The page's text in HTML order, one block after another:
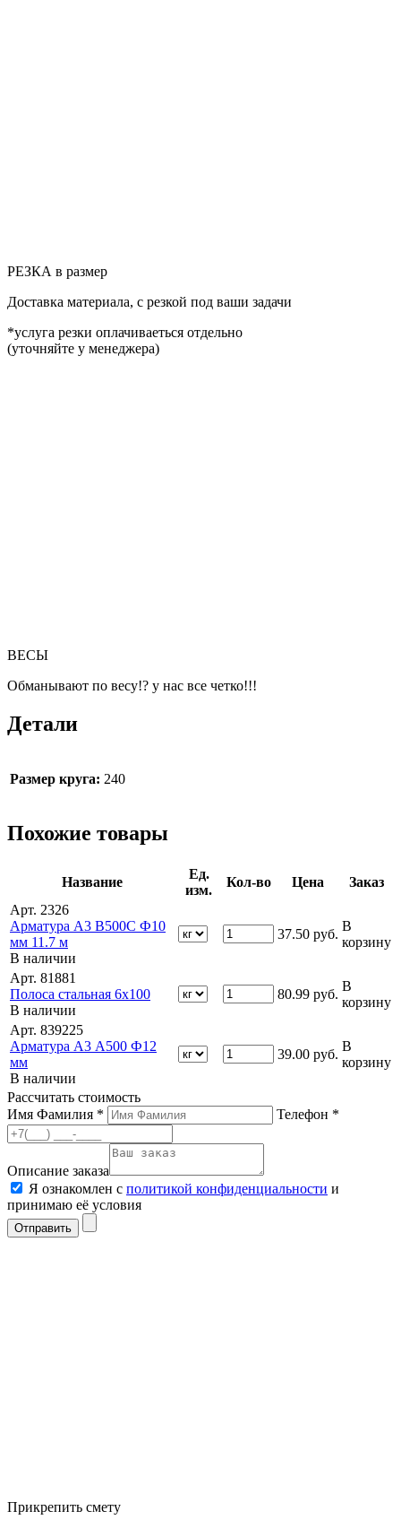
РЕЗКА в размер
Доставка материала, с резкой под ваши задачи
*услуга резки оплачиваеться отдельно
(уточняйте у менеджера)
ВЕСЫ
Обманывают по весу!? у нас все четко!!!
Детали
Размер круга: 240
Похожие товары
Название
Ед.
изм.
Кол-во Цена
Заказ
Арт. 2326
Арматура А3 В500С Ф10
мм 11.7 м
В наличии
37.50 руб.
В
корзину
Арт. 81881
Полоса стальная 6х100
В наличии
80.99 руб.
В
корзину
Арт. 839225
Арматура А3 А500 Ф12
мм
В наличии
39.00 руб.
В
корзину
Рассчитать стоимость
Имя Фамилия *
Телефон *
Описание заказа
Я ознакомлен с политикой конфиденциальности и
принимаю её условия
Отправить
Прикрепить смету